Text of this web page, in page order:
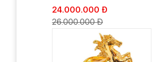
24.000.000 Đ
26.000.000 Đ